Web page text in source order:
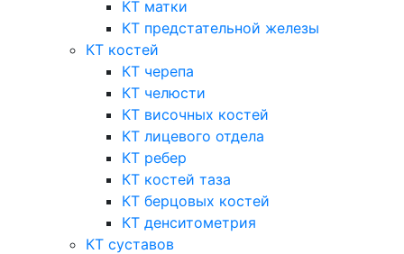
КТ матки
КТ предстательной железы
КТ костей
КТ черепа
КТ челюсти
КТ височных костей
КТ лицевого отдела
КТ ребер
КТ костей таза
КТ берцовых костей
КТ денситометрия
КТ суставов